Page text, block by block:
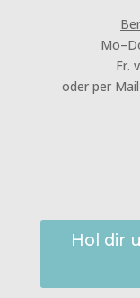
Fr.
oder per
Hol dir